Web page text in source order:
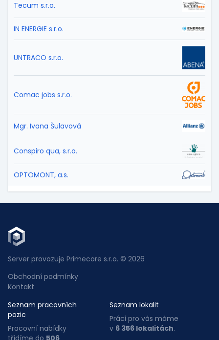
Tecum s.r.o.
IN ENERGIE s.r.o.
UNTRACO s.r.o.
Comac jobs s.r.o.
Mgr. Ivana Šulavová
Conspiro qua, s.r.o.
OPTOMONT, a.s.
Server provozuje Primecore s.r.o. © 2026
Obchodní podmínky
Kontakt
Seznam pracovních
pozic
Pracovní nabídky
Seznam lokalit
Práci pro vás máme
v 6 356 lokalitách.